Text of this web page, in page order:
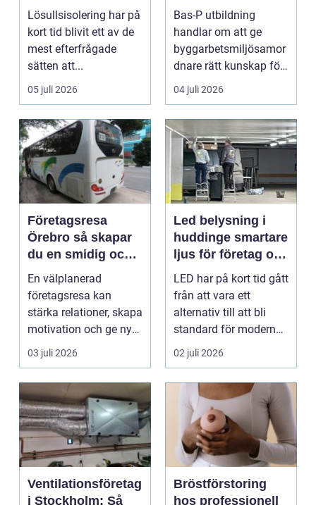
Lösullsisolering har på
kort tid blivit ett av de
mest efterfrågade
sätten att...
05 juli 2026
byggarbetsmiljösa
mordnare?
Bas-P utbildning
handlar om att ge
byggarbetsmiljösamor
dnare rätt kunskap för
att pla...
04 juli 2026
Företagsresa
Örebro så skapar
du en smidig och
minnesvärd resa
för hela teamet
En välplanerad
företagsresa kan
stärka relationer, skapa
motivation och ge ny
energi till både chefe...
03 juli 2026
Led belysning i
huddinge smartare
ljus för företag och
fastigheter
LED har på kort tid gått
från att vara ett
alternativ till att bli
standard för modern
belysning. Fö...
02 juli 2026
Ventilationsföretag
i Stockholm: Så
Bröstförstoring
hos professionell